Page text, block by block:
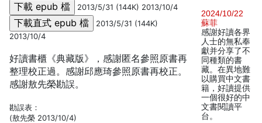
2013/5/31 (144K) 2013/10/4
2013/5/31 (144K)
2013/10/4
好讀書櫃《典藏版》，感謝匿名參照原書再
整理校正過。感謝邱應琦參照原書再校正。
感謝敖先榮勘誤。
勘誤表：
(敖先榮 2013/10/4)
2024/10/22
蘇菲
感謝好讀各界
人士的無私奉
獻并分享了不
同種類的書
藏。在異地難
以購買中文書
籍，好讀提供
一個很好的中
文書閱讀平
台。